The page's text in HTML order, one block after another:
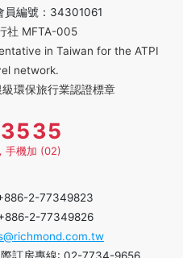
員編號：34301061
社 MFTA-005
in Taiwan for the ATPI
network.
環保旅行業認證標章
手機加 (02)
2-77349823
2-77349826